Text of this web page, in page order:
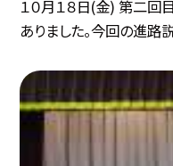
１０月１８日(金) 第二
ありました。今回の進路